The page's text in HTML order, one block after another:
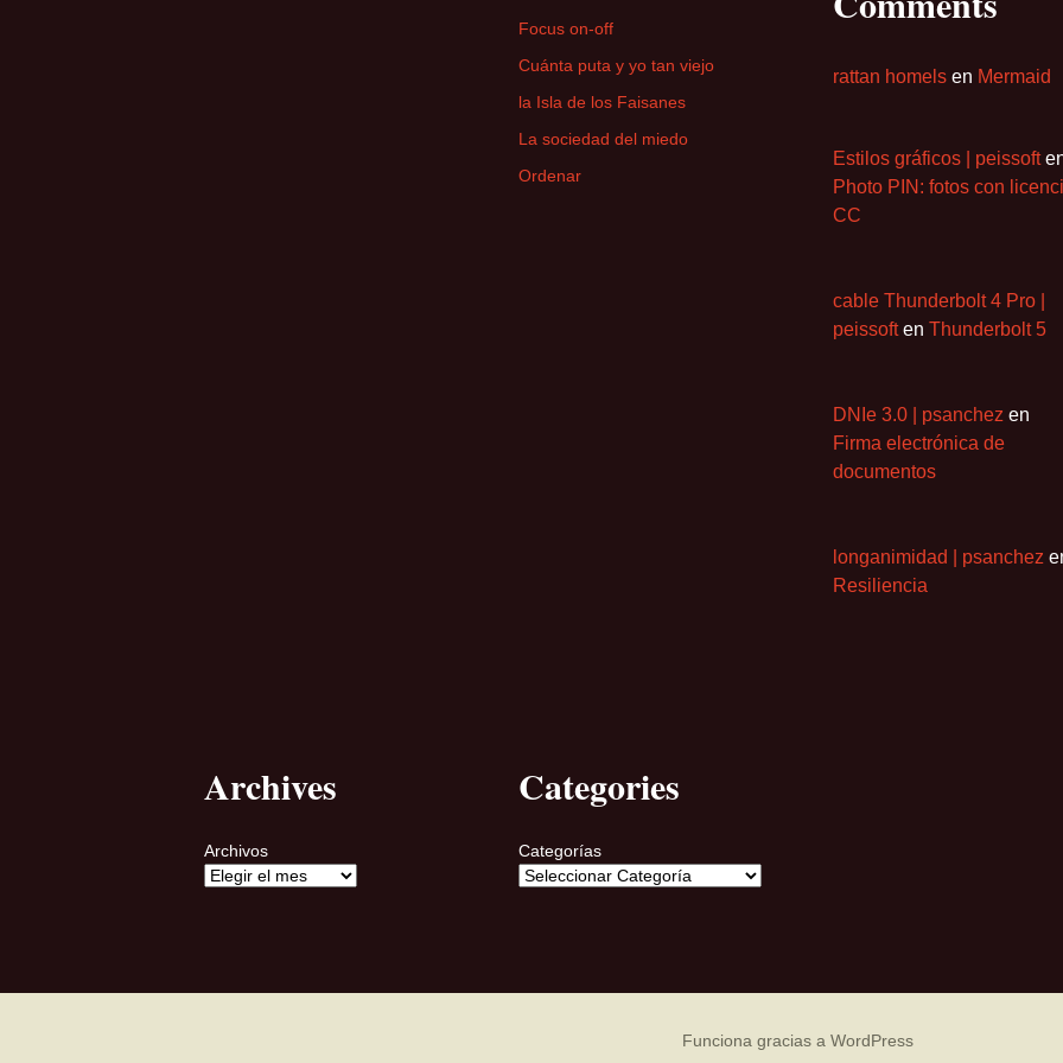
Focus on-off
Cuánta puta y yo tan viejo
la Isla de los Faisanes
La sociedad del miedo
Ordenar
rattan homels en Mermaid
Estilos gráficos | peissoft
Photo PIN: fotos con
CC
cable Thunderbolt 4 Pro |
peissoften Thunderbolt 5
DNIe 3.0 | psanchez en
Firma electrónica de
documentos
longanimidad | psanchez
Resiliencia
Archives
Archivos
Categories
Categorías
Funciona gracias a WordPress